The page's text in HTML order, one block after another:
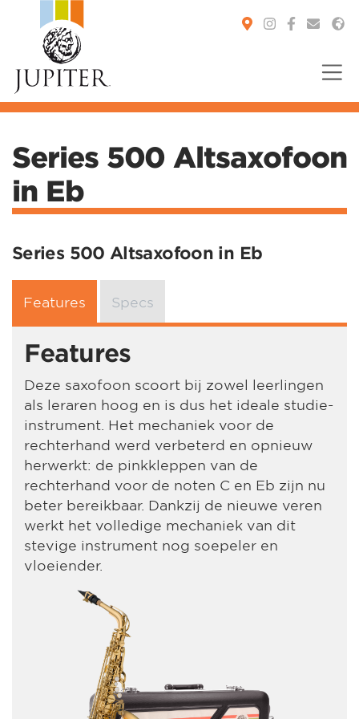
Series 500 Altsaxofoon
in Eb
Series 500 Altsaxofoon in Eb
Features Specs
Features
Deze saxofoon scoort bij zowel leerlingen
als leraren hoog en is dus het ideale studie-
instrument. Het mechaniek voor de
rechterhand werd verbeterd en opnieuw
herwerkt: de pinkkleppen van de
rechterhand voor de noten C en Eb zijn nu
beter bereikbaar. Dankzij de nieuwe veren
werkt het volledige mechaniek van dit
stevige instrument nog soepeler en
vloeiender.